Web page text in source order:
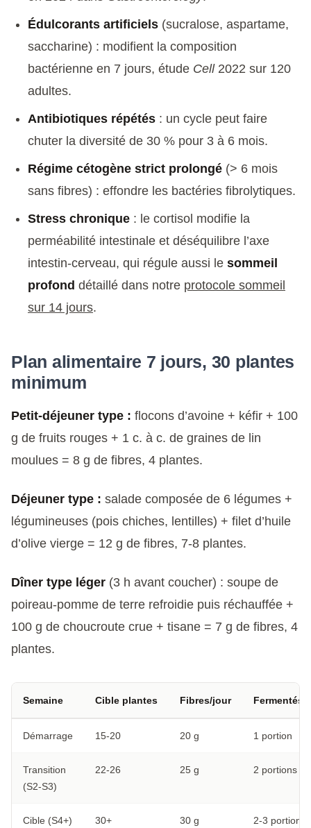
Édulcorants artificiels (sucralose, aspartame,
saccharine) : modifient la composition
bactérienne en 7 jours, étude Cell2022 sur 120
adultes.
Antibiotiques répétés : un cycle peut faire
chuter la diversité de 30 % pour 3 à 6 mois.
Régime cétogène strict prolongé (> 6 mois
sans fibres) : effondre les bactéries fibrolytiques.
Stress chronique : le cortisol modifie la
perméabilité intestinale et déséquilibre l’axe
intestin-cerveau, qui régule aussi le sommeil
profond détaillé dans notre protocole sommeil
sur 14 jours.
Plan alimentaire 7 jours, 30 plantes
minimum
Petit-déjeuner type : flocons d’avoine + kéfir + 100
g de fruits rouges + 1 c. à c. de graines de lin
moulues = 8 g de fibres, 4 plantes.
Déjeuner type : salade composée de 6 légumes +
légumineuses (pois chiches, lentilles) + filet d’huile
d’olive vierge = 12 g de fibres, 7-8 plantes.
Dîner type léger (3 h avant coucher) : soupe de
poireau-pomme de terre refroidie puis réchauffée +
100 g de choucroute crue + tisane = 7 g de fibres, 4
plantes.
Semaine Cible plantes Fibres/jour Fermentés/
Démarrage 15-20 20 g 1 portion
Transition
(S2-S3)
22-26 25 g 2 portions
Cible (S4+) 30+ 30 g 2-3 portions